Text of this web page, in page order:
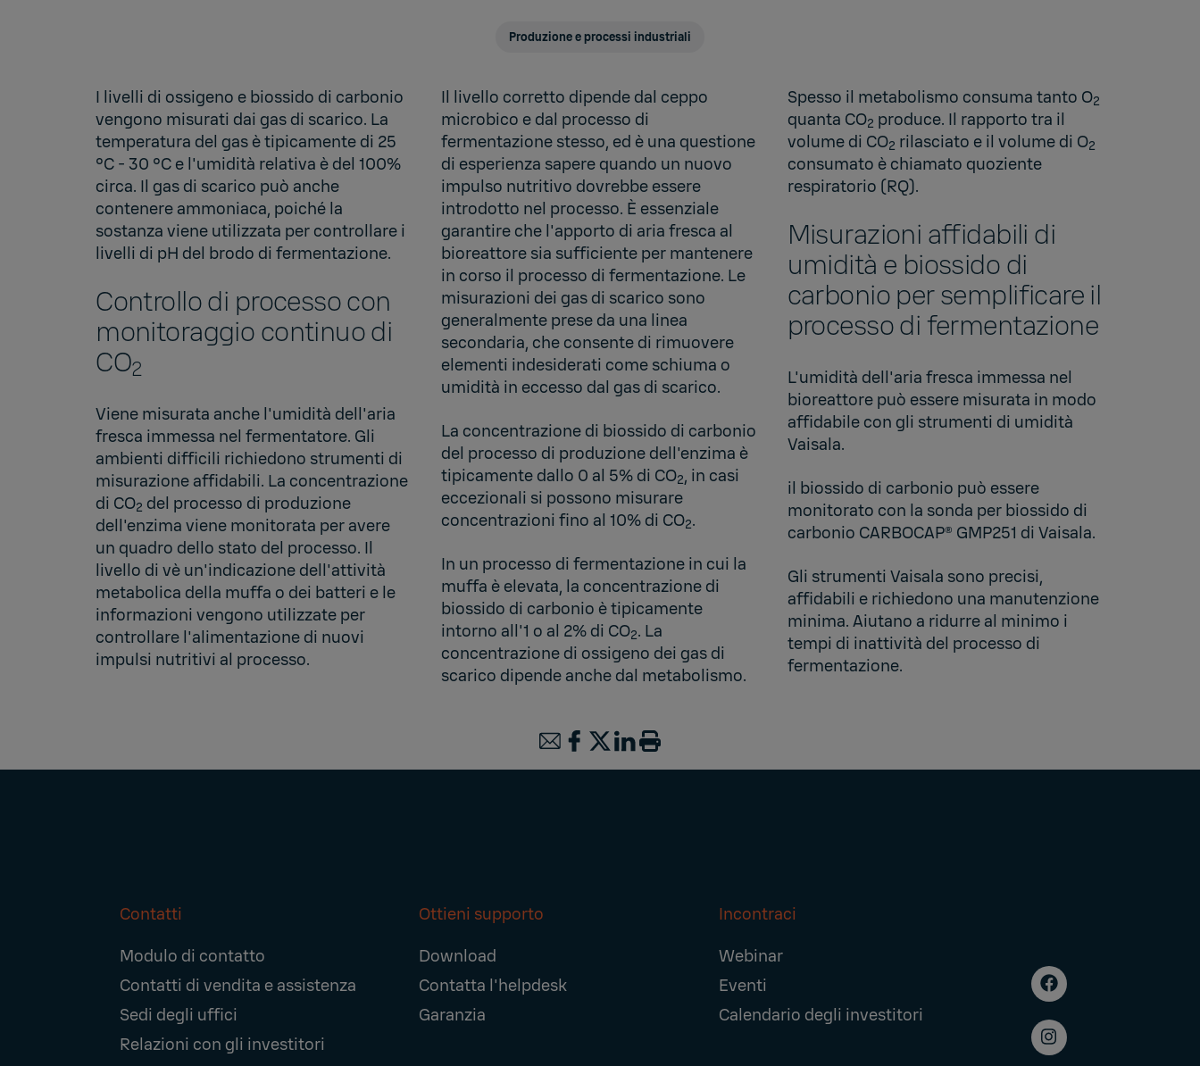
Produzione e processi industriali
I livelli di ossigeno e biossido di carbonio
vengono misurati dai gas di scarico. La
temperatura del gas è tipicamente di 25
°C - 30 °C e l'umidità relativa è del 100%
circa. Il gas di scarico può anche
contenere ammoniaca, poiché la
sostanza viene utilizzata per controllare i
livelli di pH del brodo di fermentazione.
Controllo di processo con
monitoraggio continuo di
CO2
Viene misurata anche l'umidità dell'aria
fresca immessa nel fermentatore. Gli
ambienti difficili richiedono strumenti di
misurazione affidabili. La concentrazione
di CO2 del processo di produzione
dell'enzima viene monitorata per avere
un quadro dello stato del processo. Il
livello di vè un'indicazione dell'attività
metabolica della muffa o dei batteri e le
informazioni vengono utilizzate per
controllare l'alimentazione di nuovi
impulsi nutritivi al processo.
Il livello corretto dipende dal ceppo
microbico e dal processo di
fermentazione stesso, ed è una questione
di esperienza sapere quando un nuovo
impulso nutritivo dovrebbe essere
introdotto nel processo. È essenziale
garantire che l'apporto di aria fresca al
bioreattore sia sufficiente per mantenere
in corso il processo di fermentazione. Le
misurazioni dei gas di scarico sono
generalmente prese da una linea
secondaria, che consente di rimuovere
elementi indesiderati come schiuma o
umidità in eccesso dal gas di scarico.
La concentrazione di biossido di carbonio
del processo di produzione dell'enzima è
tipicamente dallo 0 al 5% di CO2, in casi
eccezionali si possono misurare
concentrazioni fino al 10% di CO2.
In un processo di fermentazione in cui la
muffa è elevata, la concentrazione di
biossido di carbonio è tipicamente
intorno all'1 o al 2% di CO2. La
concentrazione di ossigeno dei gas di
scarico dipende anche dal metabolismo.
Spesso il metabolismo consuma tanto O2
quanta CO2 produce. Il rapporto tra il
volume di CO2 rilasciato e il volume di O2
consumato è chiamato quoziente
respiratorio (RQ).
Misurazioni affidabili di
umidità e biossido di
carbonio per semplificare il
processo di fermentazione
L'umidità dell'aria fresca immessa nel
bioreattore può essere misurata in modo
affidabile con gli strumenti di umidità
Vaisala.
il biossido di carbonio può essere
monitorato con la sonda per biossido di
carbonio CARBOCAP® GMP251 di Vaisala.
Gli strumenti Vaisala sono precisi,
affidabili e richiedono una manutenzione
minima. Aiutano a ridurre al minimo i
tempi di inattività del processo di
fermentazione.
Footer
Navigation
Contatti
Modulo di contatto
Contatti di vendita e assistenza
Sedi degli uffici
Relazioni con gli investitori
Ottieni supporto
Download
Contatta l'helpdesk
Garanzia
Incontraci
Webinar
Eventi
Calendario degli investitori